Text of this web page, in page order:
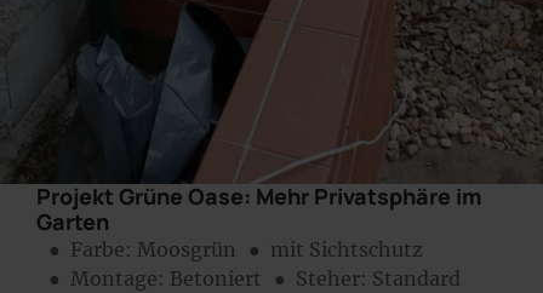
Projekt Grüne Oase: Mehr Privatsphäre im
Garten
● Farbe: Moosgrün
● mit Sichtschutz
● Montage: Betoniert
● Steher: Standard